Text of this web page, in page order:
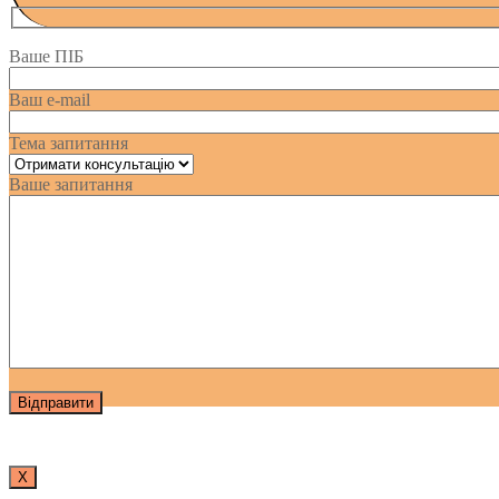
Ваше ПІБ
Ваш e-mail
Тема запитання
Ваше запитання
Х